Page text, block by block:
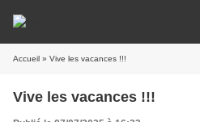
Accueil » Vive les vacances !!!
Vive les vacances !!!